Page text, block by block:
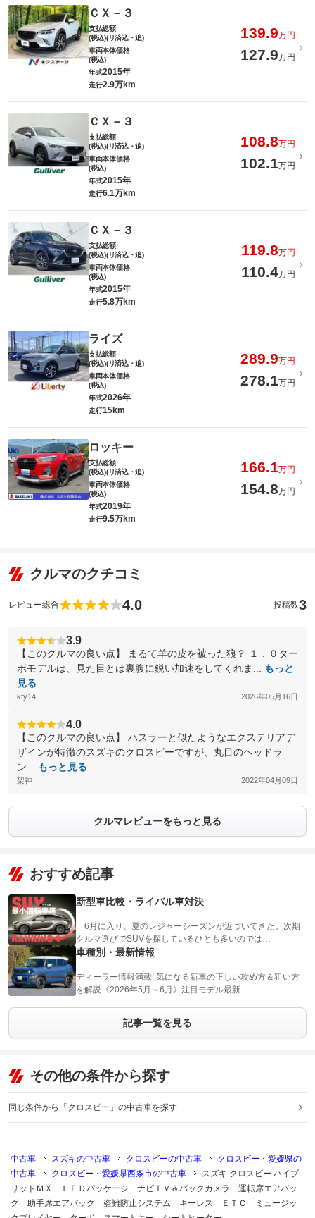
ＣＸ－３
支払総額
(税込)(リ済込・追)
139.9万円
車両本体価格
(税込)
127.9万円
年式2015年
走行2.9万km
ＣＸ－３
支払総額
(税込)(リ済込・追)
108.8万円
車両本体価格
(税込)
102.1万円
年式2015年
走行6.1万km
ＣＸ－３
支払総額
(税込)(リ済込・追)
119.8万円
車両本体価格
(税込)
110.4万円
年式2015年
走行5.8万km
ライズ
支払総額
(税込)(リ済込・追)
289.9万円
車両本体価格
(税込)
278.1万円
年式2026年
走行15km
ロッキー
支払総額
(税込)(リ済込・追)
166.1万円
車両本体価格
(税込)
154.8万円
年式2019年
走行9.5万km
クルマのクチコミ
レビュー総合 4.0 投稿数3
3.9
【このクルマの良い点】 まるて羊の皮を被った狼？ １．０ター
ボモデルは、見た目とは裏腹に鋭い加速をしてくれま...
もっと
見る
kty14 2026年05月16日
4.0
【このクルマの良い点】 ハスラーと似たようなエクステリアデ
ザインが特徴のスズキのクロスビーですが、丸目のヘッドラ
ン...
もっと見る
架神 2022年04月09日
クルマレビューをもっと見る
おすすめ記事
新型車比較・ライバル車対決
6月に入り、夏のレジャーシーズンが近づいてきた。次期
クルマ選びでSUVを探しているひとも多いのでは…
車種別・最新情報
ディーラー情報満載! 気になる新車の正しい攻め方＆狙い方
を解説《2026年5月～6月》注目モデル最新…
記事一覧を見る
その他の条件から探す
同じ条件から「クロスビー」の中古車を探す
中古車 スズキの中古車 クロスビーの中古車
クロスビー・愛媛県の
中古車
クロスビー・愛媛県西条市の中古車
スズキ クロスビー ハイブ
リッドＭＸ ＬＥＤパッケージ ナビＴＶ＆バックカメラ 運転席エアバッ
グ 助手席エアバッグ 盗難防止システム キーレス ＥＴＣ ミュージッ